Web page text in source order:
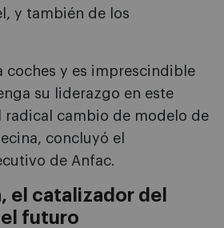
y también de los
coches y es imprescindible
su liderazgo en este
radical cambio de modelo de
concluyó el
de Anfac.
el catalizador del
futuro